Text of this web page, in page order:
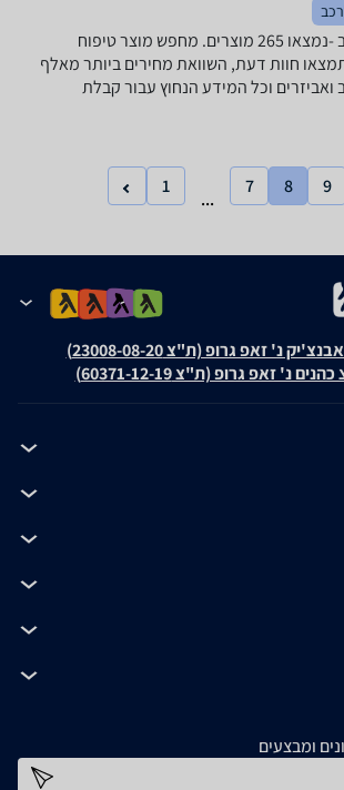
מוצרי טיפוח לרכב -נמצאו 265 מוצרים. מחפש מוצר טיפוח
חוות דעת, השוואת מחירים ביותר מאלף
ואביזרים וכל המידע הנחוץ עבור קבלת
1
...
7 8 9
נ' זאפ גרופ (ת"צ 23008-08-20)
נ' זאפ גרופ (ת"צ 60371-12-19)
ומבצעים